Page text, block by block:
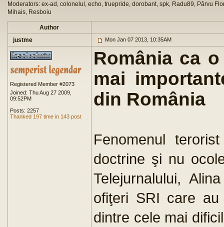
Moderators: ex-ad, colonelul, echo, truepride, dorobant, spk, Radu89, Pârvu
Mihais, Resboiu
Author
justme
Mon Jan 07 2013, 10:35AM
Registered Member #2073
Joined: Thu Aug 27 2009,
09:52PM
Posts: 2257
Thanked 197 time in 143 post
România ca
mai
din România
Fenomenul
doctrine şi nu
Telejurnalului,
ofiţeri SRI care
dintre cele mai